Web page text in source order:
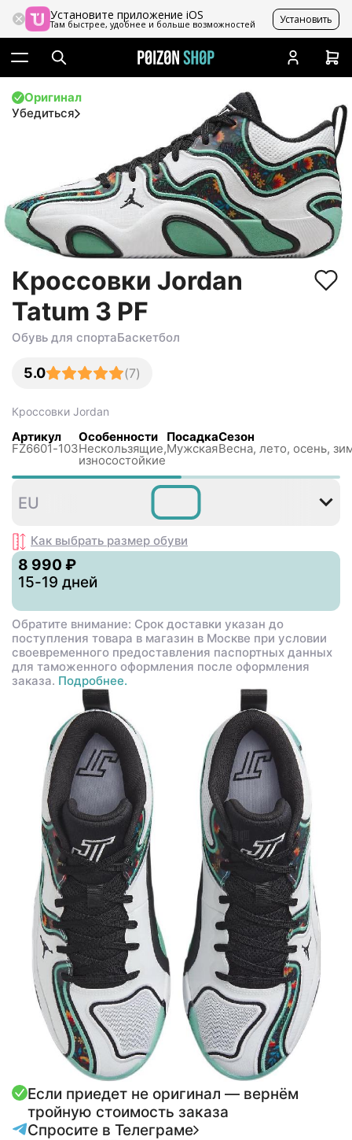
Установите приложение iOS
Там быстрее, удобнее и больше возможностей Установить
Оригинал
Убедиться
Кроссовки Jordan
Tatum 3 PF
Обувь для спортаБаскетбол
5.0 (7)
Кроссовки Jordan
Артикул
FZ6601-103
Особенности
Нескользящиe,
износостойкие
Посадка
Мужская
Сезон
Весна, лето, осень,
44
EU
Как выбрать размер обуви
8 990 ₽
15-19 дней
Обратите внимание: Срок доставки указан до
поступления товара в магазин в Москве при условии
своевременного предоставления паспортных данных
для таможенного оформления после оформления
заказа. Подробнее.
Если приедет не оригинал — вернём
тройную стоимость заказа
Спросите в Телеграме